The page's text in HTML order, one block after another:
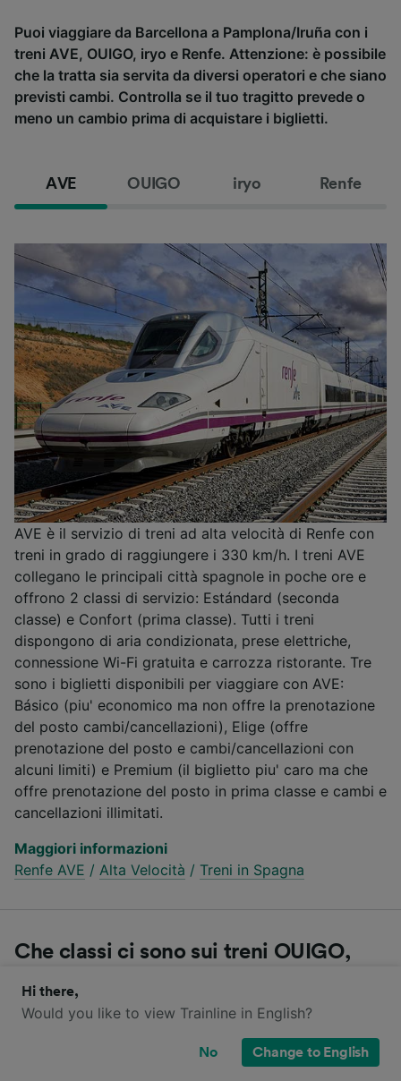
Puoi viaggiare da Barcellona a Pamplona/Iruña con i
treni AVE, OUIGO, iryo e Renfe. Attenzione: è possibile
che la tratta sia servita da diversi operatori e che siano
previsti cambi. Controlla se il tuo tragitto prevede o
meno un cambio prima di acquistare i biglietti.
AVE OUIGO iryo Renfe
AVE è il servizio di treni ad alta velocità di Renfe con
treni in grado di raggiungere i 330 km/h. I treni AVE
collegano le principali città spagnole in poche ore e
offrono 2 classi di servizio: Estándard (seconda
classe) e Confort (prima classe). Tutti i treni
dispongono di aria condizionata, prese elettriche,
connessione Wi-Fi gratuita e carrozza ristorante. Tre
sono i biglietti disponibili per viaggiare con AVE:
Básico (piu' economico ma non offre la prenotazione
del posto cambi/cancellazioni), Elige (offre
prenotazione del posto e cambi/cancellazioni con
alcuni limiti) e Premium (il biglietto piu' caro ma che
offre prenotazione del posto in prima classe e cambi e
cancellazioni illimitati.
Maggiori informazioni
Renfe AVE / Alta Velocità / Treni in Spagna
Che classi ci sono sui treni OUIGO,
Pamplona/Iruña?
Compara le diverse classi di viaggio proposte da
Hi there,
Would you like to view Trainline in English?
No Change to English